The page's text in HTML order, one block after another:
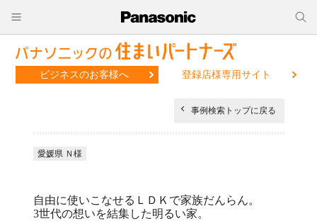
ビジネスのお客様へ 登録店様専用サイト
事例検索トップに戻る
愛媛県 Ｎ様
自由に使いこなせるＬＤＫで家族だんらん。
3世代の想いを結集した明るい家。